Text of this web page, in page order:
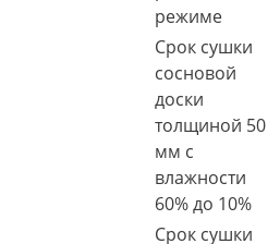
режиме
Срок сушки
сосновой
доски
толщиной 50
мм с
влажности
60% до 10%
Срок сушки